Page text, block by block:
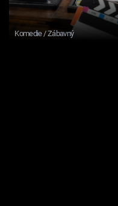
Komedie / Zábavný